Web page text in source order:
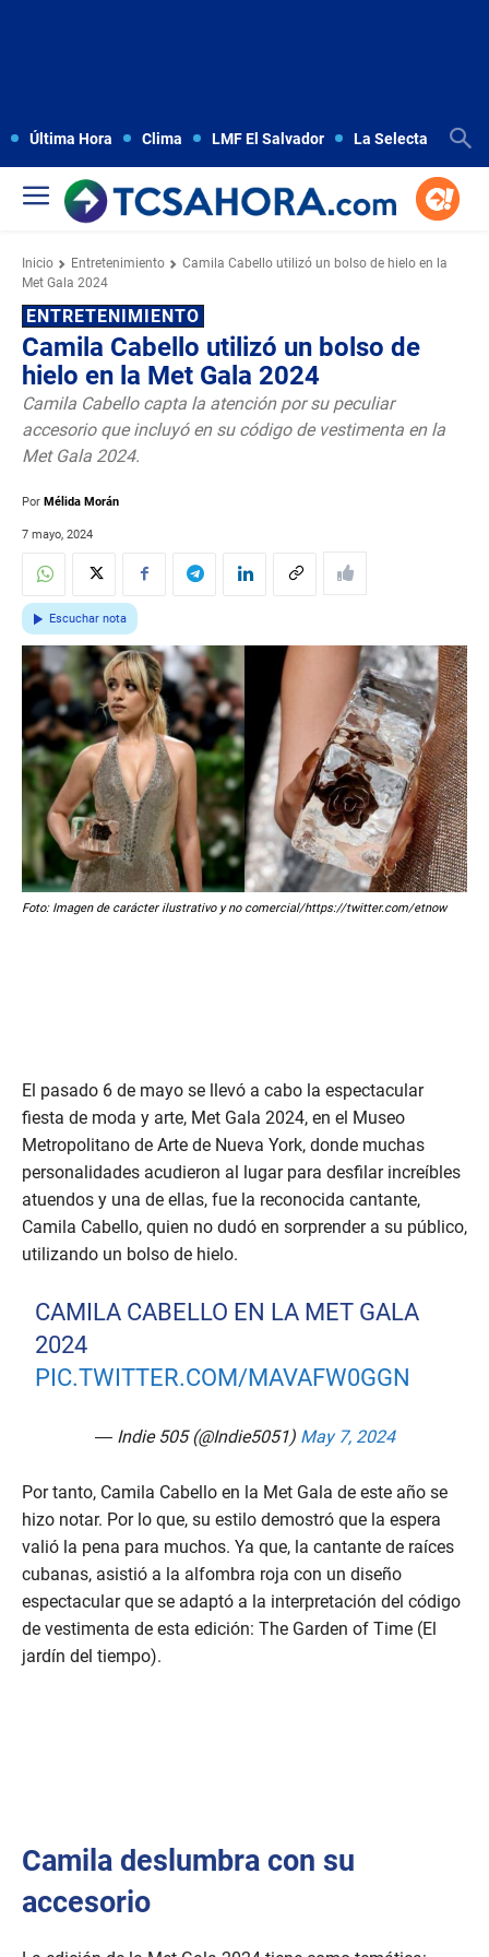
Última Hora Clima LMF El Salvador La Selecta
Inicio Entretenimiento
Camila Cabello utilizó un bolso de hielo en la
Met Gala 2024
ENTRETENIMIENTO
Camila Cabello utilizó un bolso de
hielo en la Met Gala 2024
Camila Cabello capta la atención por su peculiar
accesorio que incluyó en su código de vestimenta en la
Met Gala 2024.
Por Mélida Morán
7 mayo, 2024
Escuchar nota
Foto: Imagen de carácter ilustrativo y no comercial/https://twitter.com/etnow
El pasado 6 de mayo se llevó a cabo la espectacular
fiesta de moda y arte, Met Gala 2024, en el Museo
Metropolitano de Arte de Nueva York, donde muchas
personalidades acudieron al lugar para desfilar increíbles
atuendos y una de ellas, fue la reconocida cantante,
Camila Cabello, quien no dudó en sorprender a su público,
utilizando un bolso de hielo.
CAMILA CABELLO EN LA MET GALA
2024
PIC.TWITTER.COM/MAVAFW0GGN
— Indie 505 (@Indie5051) May 7, 2024
Por tanto, Camila Cabello en la Met Gala de este año se
hizo notar. Por lo que, su estilo demostró que la espera
valió la pena para muchos. Ya que, la cantante de raíces
cubanas, asistió a la alfombra roja con un diseño
espectacular que se adaptó a la interpretación del código
de vestimenta de esta edición: The Garden of Time (El
jardín del tiempo).
Camila deslumbra con su
accesorio